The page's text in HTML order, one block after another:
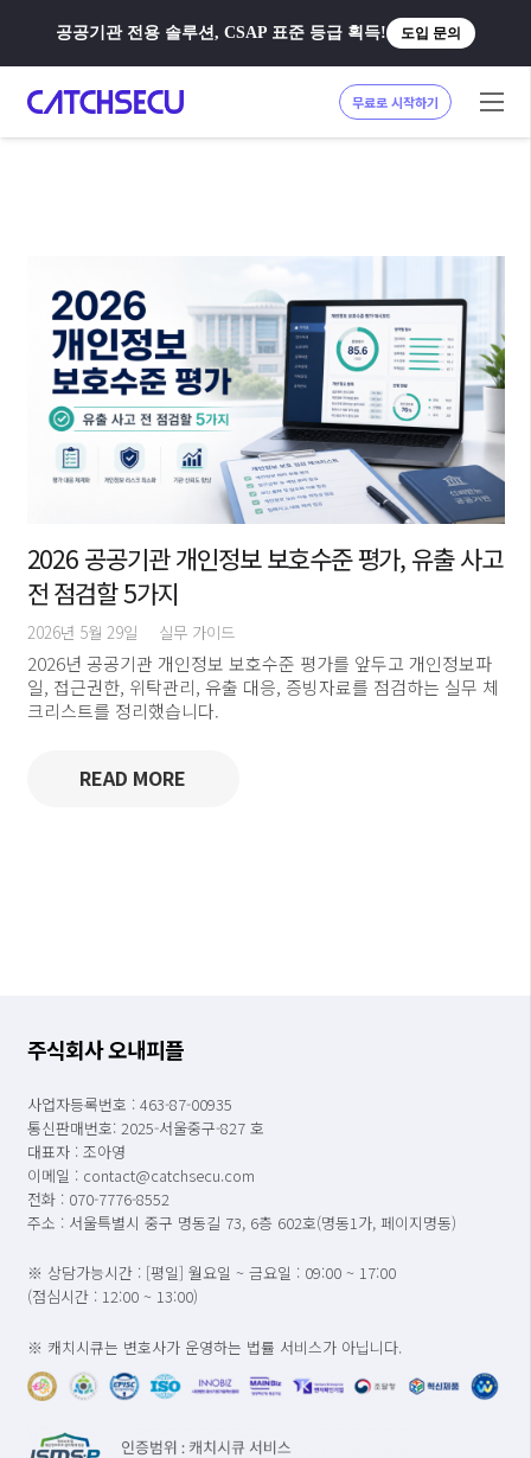
공공기관 전용 솔루션, CSAP 표준 등급 획득! 도입 문의
무료로 시작하기
2026 공공기관 개인정보 보호수준 평가, 유출 사고
전 점검할 5가지
2026년 5월 29일 실무 가이드
2026년 공공기관 개인정보 보호수준 평가를 앞두고 개인정보파
일, 접근권한, 위탁관리, 유출 대응, 증빙자료를 점검하는 실무 체
크리스트를 정리했습니다.
READ MORE
주식회사 오내피플
사업자등록번호 : 463-87-00935
통신판매번호: 2025-서울중구-827 호
대표자 : 조아영
이메일 : contact@catchsecu.com
전화 : 070-7776-8552
주소 : 서울특별시 중구 명동길 73, 6층 602호(명동1가, 페이지명동)
※ 상담가능시간 : [평일] 월요일 ~ 금요일 : 09:00 ~ 17:00
(점심시간 : 12:00 ~ 13:00)
※ 캐치시큐는 변호사가 운영하는 법률 서비스가 아닙니다.